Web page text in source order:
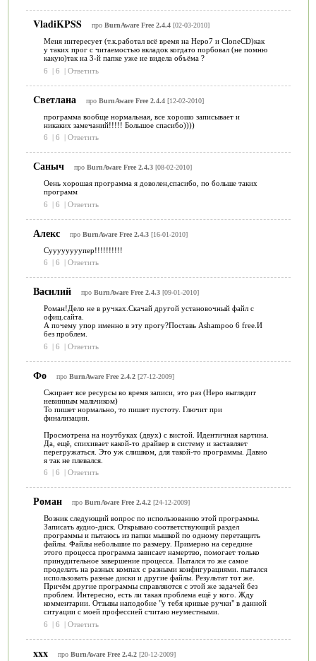
VladiKPSS про BurnAware Free 2.4.4[02-03-2010]
Меня интересует (т.к.работал всё время на Неро7 и CloneCD)как
у таких прог с читаемостью вкладок когдато порбовал (не помню
какую)так на 3-й папке уже не видела объёма ?
6
| 6 | Ответить
Cветлана про BurnAware Free 2.4.4[12-02-2010]
программа вообще нормальная, все хорошо записывает и
никаких замечаний!!!!! Большое спасибо))))
6
| 6 | Ответить
Саныч про BurnAware Free 2.4.3[08-02-2010]
Оень хорошая программа я доволен,спасибо, по больше таких
программ
6
| 6 | Ответить
Алекс про BurnAware Free 2.4.3[16-01-2010]
Суууууууупер!!!!!!!!!!
6
| 6 | Ответить
Василий про BurnAware Free 2.4.3[09-01-2010]
Роман!Дело не в ручках.Скачай другой установочный файл с
офиц.сайта.
А почему упор именно в эту прогу?Поставь Ashampoo 6 free.И
без проблем.
6
| 6 | Ответить
Фо про BurnAware Free 2.4.2[27-12-2009]
Сжирает все ресурсы во время записи, это раз (Неро выглядит
невинным мальчиком)
То пишет нормально, то пишет пустоту. Глючит при
финализации.
Просмотрена на ноутбуках (двух) с вистой. Идентичная картина.
Да, ещё, спихивает какой-то драйвер в систему и заставляет
перегружаться. Это уж слишком, для такой-то программы. Давно
я так не плевался.
6
| 6 | Ответить
Роман про BurnAware Free 2.4.2[24-12-2009]
Возник следующий вопрос по использованию этой программы.
Записать аудио-диск. Открываю соответствующий раздел
программы и пытаюсь из папки мышкой по одному перетащить
файлы. Файлы небольшие по размеру. Примерно на середине
этого процесса программа зависает намертво, помогает только
принудительное завершение процесса. Пытался то же самое
проделать на разных компах с разными конфигурациями. пытался
использовать разные диски и другие файлы. Результат тот же.
Причём другие программы справляются с этой же задачей без
проблем. Интересно, есть ли такая проблема ещё у кого. Жду
комментарии. Отзывы наподобие "у тебя кривые ручки" в данной
ситуации с моей профессией считаю неуместными.
6
| 6 | Ответить
xxx про BurnAware Free 2.4.2[20-12-2009]